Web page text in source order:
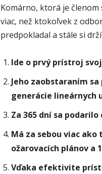
Komárno, ktorá je členom
viac, než ktokoľvek z
predpokladal a stále si
Ide o prvý prístroj
Jeho zaobstaraním
generácie lineárnych
Za 365 dní sa
Má za sebou viac
ožarovacích plánov a
Vďaka efektivite